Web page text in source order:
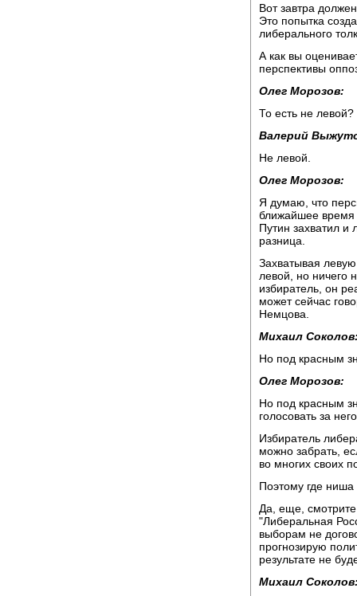
Вот завтра
Это попытка
либерального
А как вы
перспективы
Олег Морозов:
То есть не левой?
Валерий
Не левой.
Олег Морозов:
Я думаю, что
ближайшее время
Путин захватил и
разница.
Захватывая
левой, но ничего
избиратель, он
может сейчас
Немцова.
Михаил
Но под красным
Олег Морозов:
Но под красным
голосовать за
Избиратель
можно забрать,
во многих своих
Поэтому где
Да, еще,
"Либеральная
выборам не
прогнозирую
результате не
Михаил